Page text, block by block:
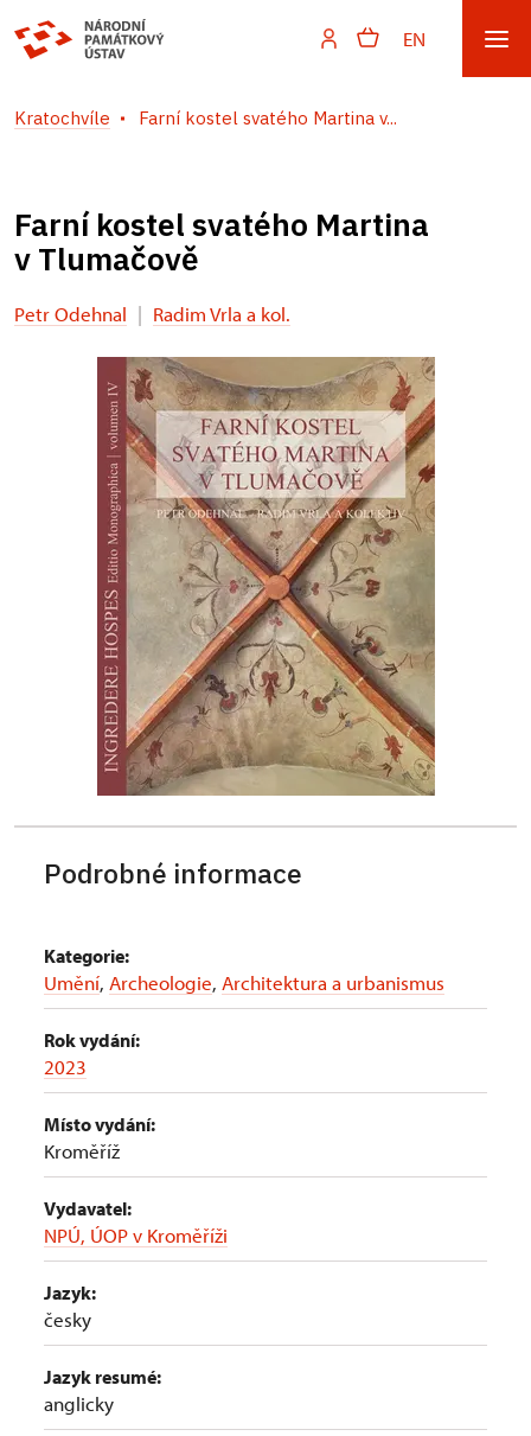
EN
Kratochvíle Farní kostel svatého Martina v...
Farní kostel svatého Martina
v Tlumačově
Petr Odehnal | Radim Vrla a kol.
Podrobné informace
Kategorie:
Umění, Archeologie, Architektura a urbanismus
Rok vydání:
2023
Místo vydání:
Kroměříž
Vydavatel:
NPÚ, ÚOP v Kroměříži
Jazyk:
česky
Jazyk resumé:
anglicky